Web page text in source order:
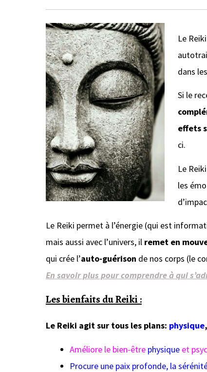
Le
dans
Si le
effets
ci.
Le
les
Le Reiki permet à l’énergie (qui est
mais aussi avec l’univers, il remet en
qui crée l’auto-guérison de nos corps (le
En savoir plus pour comprendre à qui
Les bienfaits du Reiki :
Le Reiki agit sur tous les plans: physique,
Améliore le bien-être physiqueet
Procure une paix profonde, la